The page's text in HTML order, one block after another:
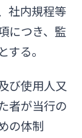
社内規程等
につき、監
る。
び使用人又
者が当行の
の体制